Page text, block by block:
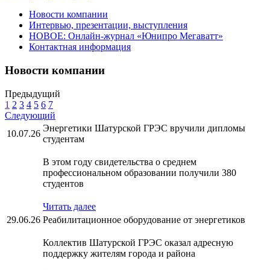
Новости компании
Интервью, презентации, выступления
НОВОЕ: Онлайн-журнал «Юнипро Мегаватт»
Контактная информация
Новости компании
Предыдущий
1 2 3 4 5 6 7
Следующий
10.07.26
Энергетики Шатурской ГРЭС вручили дипломы
студентам
В этом году свидетельства о среднем
профессиональном образовании получили 380
студентов
Читать далее
29.06.26 Реабилитационное оборудование от энергетиков
Коллектив Шатурской ГРЭС оказал адресную
поддержку жителям города и района